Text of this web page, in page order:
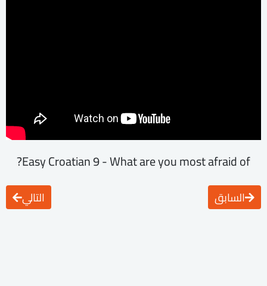
Easy Croatian 9 - What are you most afraid of?
السابق التالي